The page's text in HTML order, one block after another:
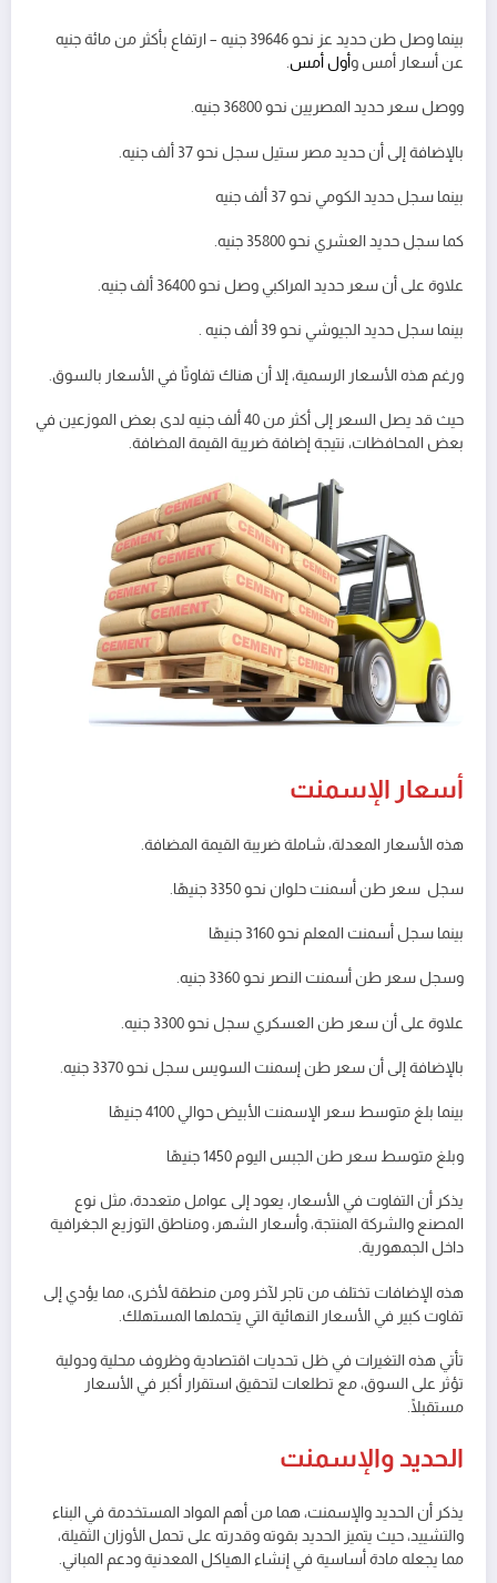
بينما وصل طن حديد عز نحو 39646 جنيه – ارتفاع بأكثر من مائة جنيه
عن أسعار أمس و أول أمس.
ووصل سعر حديد المصريين نحو 36800 جنيه.
بالإضافة إلى أن حديد مصر ستيل سجل نحو 37 ألف جنيه.
بينما سجل حديد الكومي نحو 37 ألف جنيه
كما سجل حديد العشري نحو 35800 جنيه.
علاوة على أن سعر حديد المراكبي وصل نحو 36400 ألف جنيه.
بينما سجل حديد الجيوشي نحو 39 ألف جنيه .
ورغم هذه الأسعار الرسمية، إلا أن هناك تفاوتًا في الأسعار بالسوق.
حيث قد يصل السعر إلى أكثر من 40 ألف جنيه لدى بعض الموزعين في
بعض المحافظات، نتيجة إضافة ضريبة القيمة المضافة.
أسعار الإسمنت
هذه الأسعار المعدلة، شاملة ضريبة القيمة المضافة.
سجل سعر طن أسمنت حلوان نحو 3350 جنيهًا.
بينما سجل أسمنت المعلم نحو 3160 جنيهًا
وسجل سعر طن أسمنت النصر نحو 3360 جنيه.
علاوة على أن سعر طن العسكري سجل نحو 3300 جنيه.
بالإضافة إلى أن سعر طن إسمنت السويس سجل نحو 3370 جنيه.
بينما بلغ متوسط سعر الإسمنت الأبيض حوالي 4100 جنيهًا
وبلغ متوسط سعر طن الجبس اليوم 1450 جنيهًا
يذكر أن التفاوت في الأسعار، يعود إلى عوامل متعددة، مثل نوع
المصنع والشركة المنتجة، وأسعار الشهر، ومناطق التوزيع الجغرافية
داخل الجمهورية.
هذه الإضافات تختلف من تاجر لآخر ومن منطقة لأخرى، مما يؤدي إلى
تفاوت كبير في الأسعار النهائية التي يتحملها المستهلك.
تأتي هذه التغيرات في ظل تحديات اقتصادية وظروف محلية ودولية
تؤثر على السوق، مع تطلعات لتحقيق استقرار أكبر في الأسعار
مستقبلًا.
الحديد والإسمنت
يذكر أن الحديد والإسمنت، هما من أهم المواد المستخدمة في البناء
والتشييد، حيث يتميز الحديد بقوته وقدرته على تحمل الأوزان الثقيلة،
مما يجعله مادة أساسية في إنشاء الهياكل المعدنية ودعم المباني.